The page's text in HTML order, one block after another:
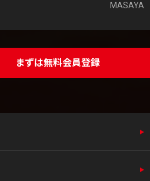
MASAYA
まずは無料会員登録